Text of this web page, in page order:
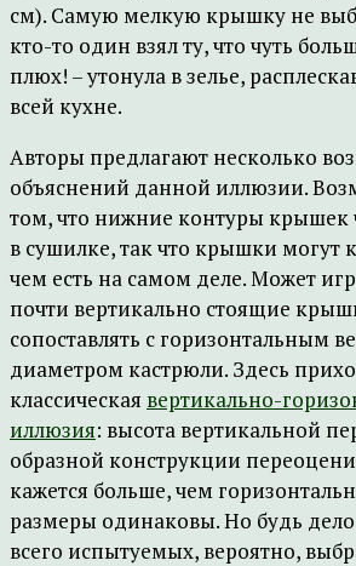
см). Самую мелкую крышку не
кто-то один взял ту, что чуть
плюх! – утонула в зелье,
всей кухне.
Авторы предлагают несколько
объяснений данной иллюзии.
том, что нижние контуры крышек
в сушилке, так что крышки могут
чем есть на самом деле. Может
почти вертикально стоящие
сопоставлять с горизонтальным
диаметром кастрюли. Здесь
классическая вертикально-
иллюзия: высота вертикальной
образной конструкции
кажется больше, чем
размеры одинаковы. Но будь
всего испытуемых, вероятно,